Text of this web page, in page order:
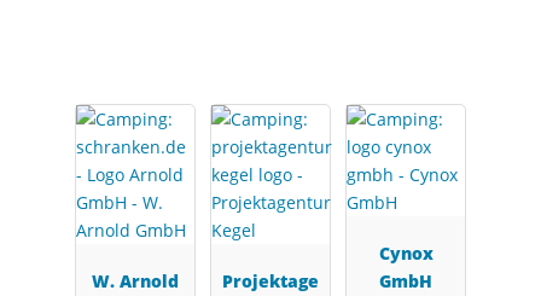
W. Arnold
Projektage
Cynox
GmbH